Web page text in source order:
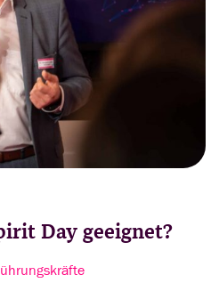
Day geeignet?